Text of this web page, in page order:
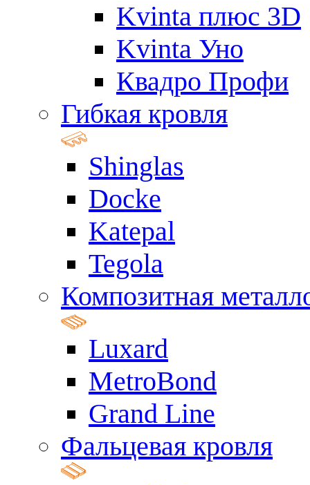
Kvinta плюс 3D
Kvinta Уно
Квадро Профи
Гибкая кровля
Shinglas
Docke
Katepal
Tegola
Композитная
Luxard
MetroBond
Grand Line
Фальцевая кровля